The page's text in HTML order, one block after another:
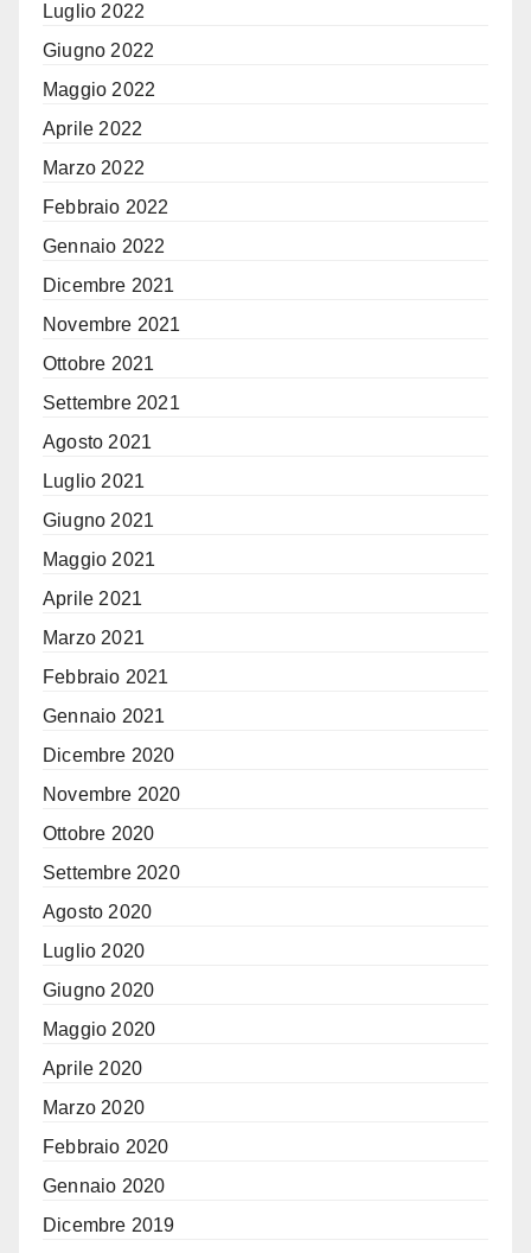
Luglio 2022
Giugno 2022
Maggio 2022
Aprile 2022
Marzo 2022
Febbraio 2022
Gennaio 2022
Dicembre 2021
Novembre 2021
Ottobre 2021
Settembre 2021
Agosto 2021
Luglio 2021
Giugno 2021
Maggio 2021
Aprile 2021
Marzo 2021
Febbraio 2021
Gennaio 2021
Dicembre 2020
Novembre 2020
Ottobre 2020
Settembre 2020
Agosto 2020
Luglio 2020
Giugno 2020
Maggio 2020
Aprile 2020
Marzo 2020
Febbraio 2020
Gennaio 2020
Dicembre 2019